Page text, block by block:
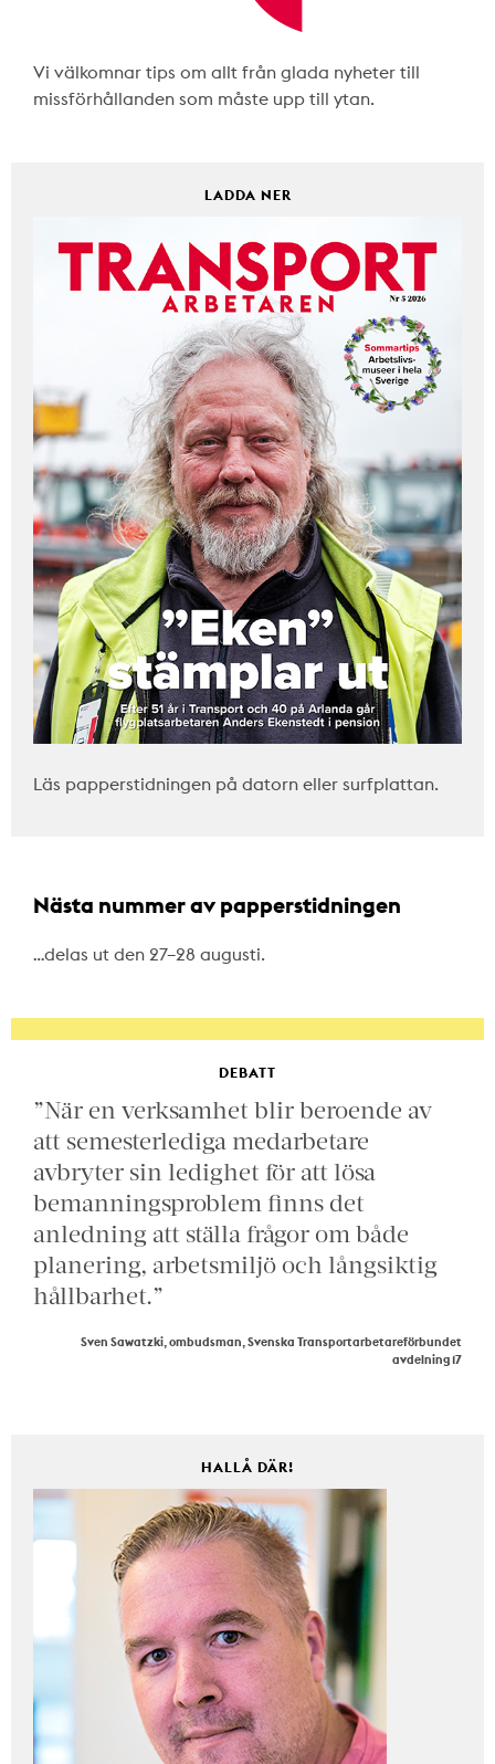
Vi välkomnar tips om allt från glada nyheter till
missförhållanden som måste upp till ytan.
LADDA NER
Läs papperstidningen på datorn eller surfplattan.
Nästa nummer av papperstidningen
…delas ut den 27–28 augusti.
DEBATT
”När en verksamhet blir beroende av
att semesterlediga medarbetare
avbryter sin ledighet för att lösa
bemanningsproblem finns det
anledning att ställa frågor om både
planering, arbetsmiljö och långsiktig
hållbarhet.”
Sven Sawatzki, ombudsman, Svenska Transportarbetareförbundet
avdelning 17
HALLÅ DÄR!